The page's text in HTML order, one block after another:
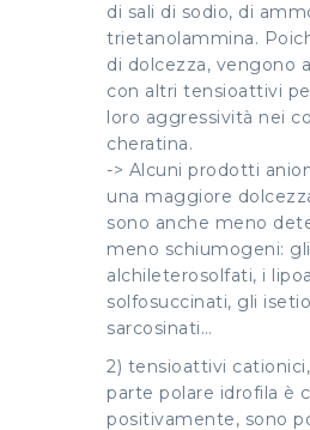
di sali di sodio, di
trietanolammina.
di dolcezza, vengono
con altri tensioattivi
loro aggressività nei
cheratina.
-> Alcuni prodotti
una maggiore
sono anche meno
meno schiumogeni: gli
alchileterosolfati, i
solfosuccinati, gli
sarcosinati…
2) tensioattivi
parte polare idrofila è
positivamente, sono